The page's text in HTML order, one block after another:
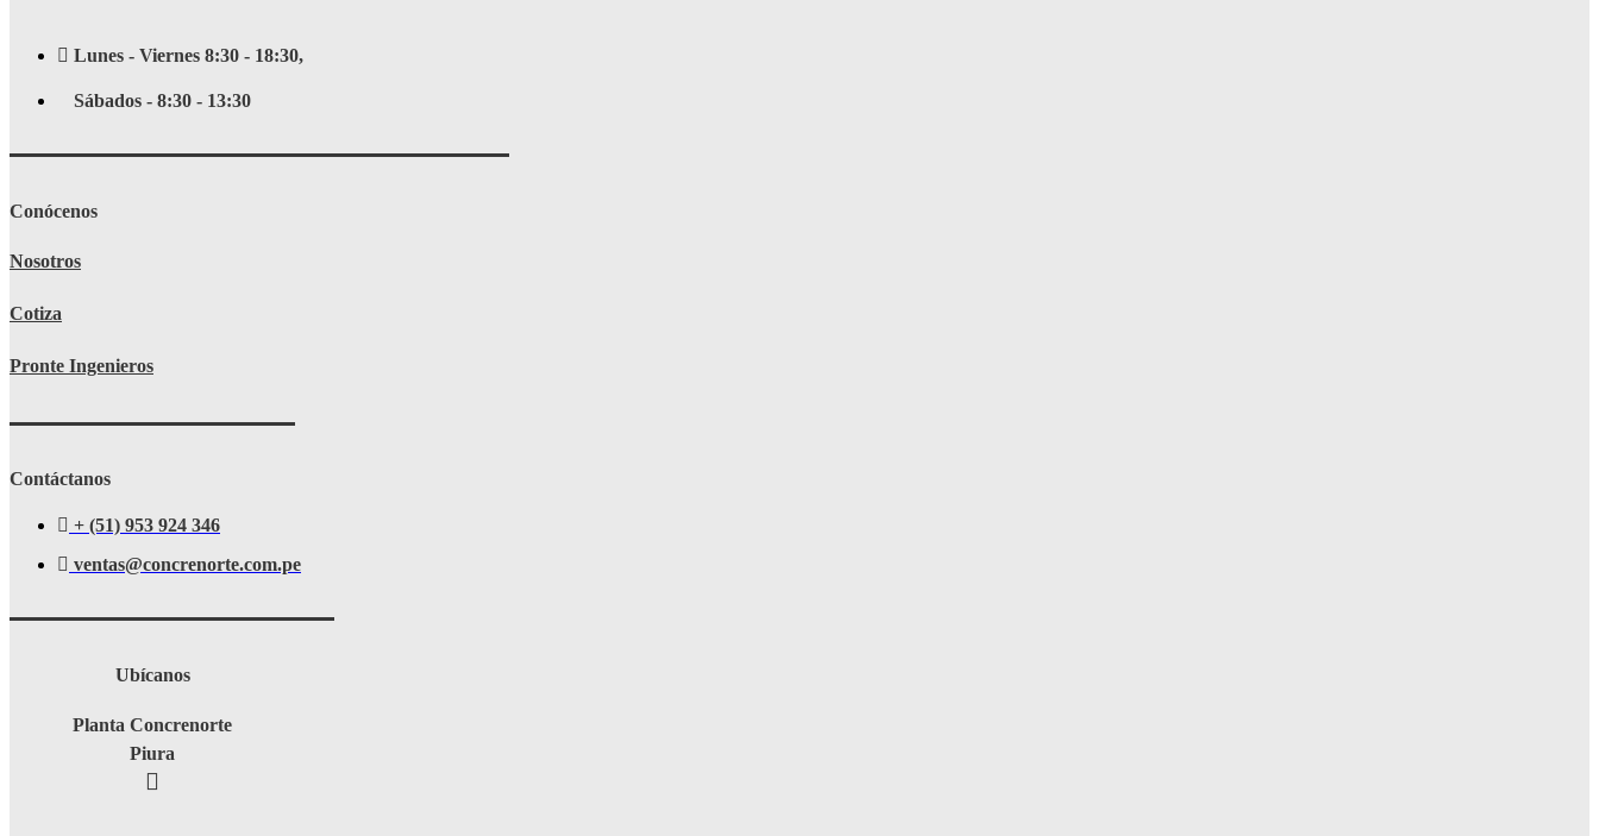
Lunes - Viernes 8:30 - 18:30,
Sábados - 8:30 - 13:30
Conócenos
Nosotros
Cotiza
Pronte Ingenieros
Contáctanos
+ (51) 953 924 346
ventas@concrenorte.com.pe
Ubícanos
Planta Concrenorte
Piura